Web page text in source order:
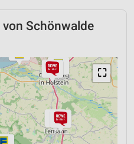
Schönwalde
⛶